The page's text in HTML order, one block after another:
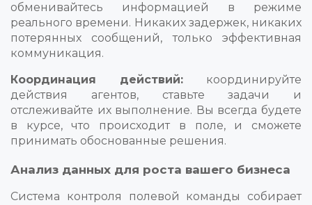
обменивайтесь информацией в режиме
реального времени. Никаких задержек, никаких
потерянных сообщений, только эффективная
коммуникация.
Координация действий: координируйте
действия агентов, ставьте задачи и
отслеживайте их выполнение. Вы всегда будете
в курсе, что происходит в поле, и сможете
принимать обоснованные решения.
Анализ данных для роста вашего бизнеса
Система контроля полевой команды собирает